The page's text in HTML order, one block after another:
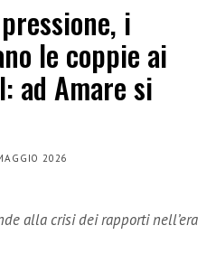
i
le coppie ai
ad Amare si
2026
alla crisi dei rapporti nell’era